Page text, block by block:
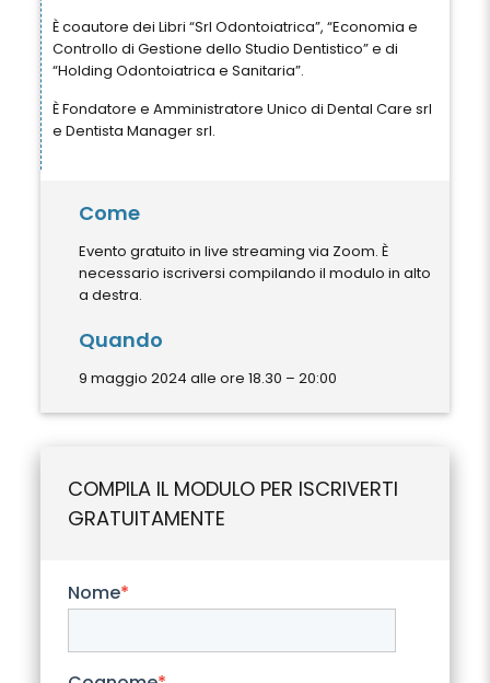
È coautore dei Libri “Srl Odontoiatrica”, “Economia e
Controllo di Gestione dello Studio Dentistico” e di
“Holding Odontoiatrica e Sanitaria”.
È Fondatore e Amministratore Unico di Dental Care srl
e Dentista Manager srl.
Come
Evento gratuito in live streaming via Zoom. È
necessario iscriversi compilando il modulo in alto
a destra.
Quando
9 maggio 2024 alle ore 18.30 – 20:00
COMPILA IL MODULO PER ISCRIVERTI
GRATUITAMENTE
Nome*